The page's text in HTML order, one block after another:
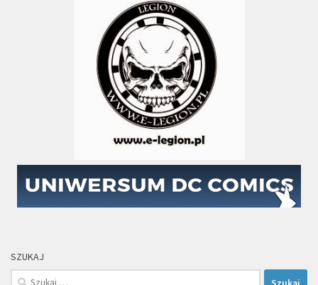
SZUKAJ
Szukaj: